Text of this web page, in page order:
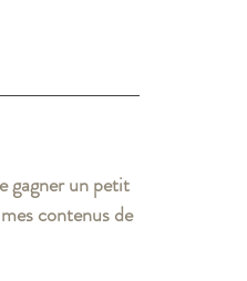
gagner un petit
contenus de